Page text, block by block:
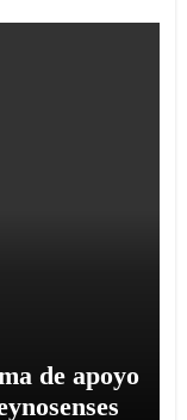
de apoyo